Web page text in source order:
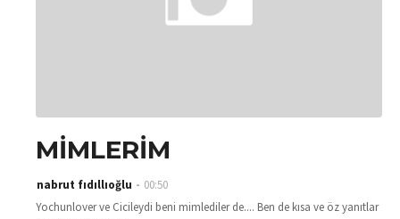
MİMLERİM
nabrut fıdıllıoğlu
00:50
Yochunlover ve Cicileydi beni mimlediler de.... Ben de kısa ve öz yanıtlar